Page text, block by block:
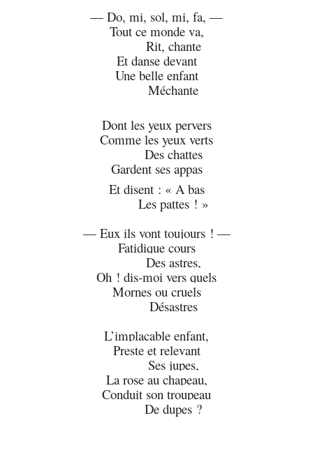
— Do, mi, sol, mi, fa, —
Tout ce monde va,
Rit, chante
Et danse devant
Une belle enfant
Méchante
Dont les yeux pervers
Comme les yeux verts
Des chattes
Gardent ses appas
Et disent : « A bas
Les pattes ! »
— Eux ils vont toujours ! —
Fatidique cours
Des astres,
Oh ! dis-moi vers quels
Mornes ou cruels
Désastres
L’implacable enfant,
Preste et relevant
Ses jupes,
La rose au chapeau,
Conduit son troupeau
De dupes ?